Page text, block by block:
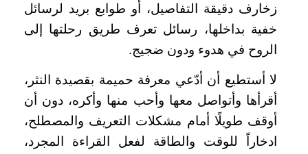
زخارف دقيقة التفاصيل، أو طوابع بريد لرسائل
خفية بداخلها، رسائل تعرف طريق رحلتها إلى
الروح في هدوء ودون ضجيج.
لا أستطيع أن أدّعي معرفة حميمة بقصيدة النثر،
أقرأها وأتواصل معها وأحب منها وأكره، دون أن
أوقف طويلًا أمام مشكلات التعريف والمصطلح،
ادخاراً للوقت والطاقة لفعل القراءة المجرد،